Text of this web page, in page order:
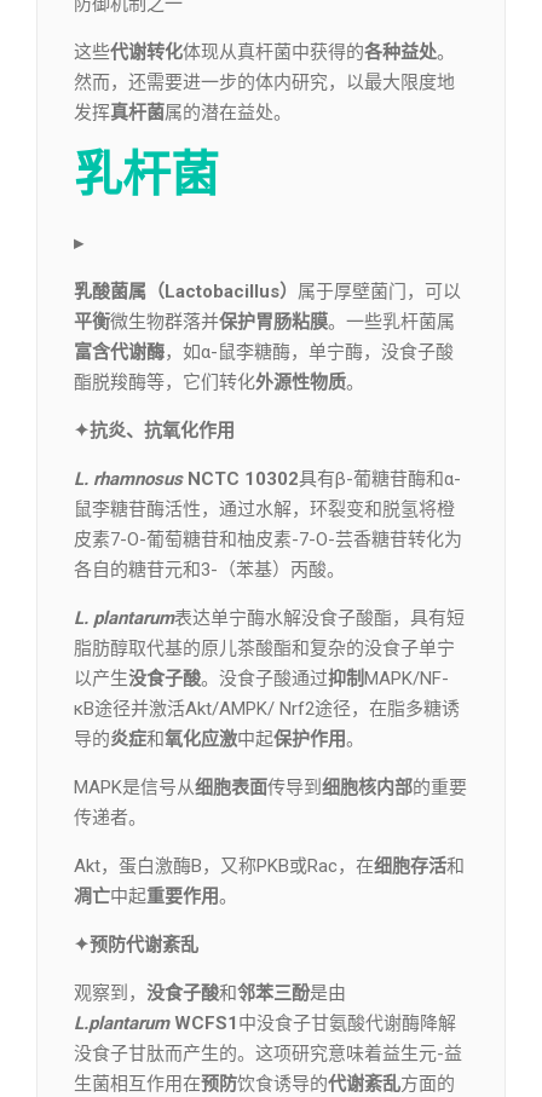
这些代谢转化体现从真杆菌中获得的各种益处。
然而，还需要进一步的体内研究，以最大限度地
发挥真杆菌属的潜在益处。
乳杆菌
▸
乳酸菌属（Lactobacillus） 属于厚壁菌门，可以
平衡微生物群落并保护胃肠粘膜。一些乳杆菌属
富含代谢酶，如α-鼠李糖酶，单宁酶，没食子酸
酯脱羧酶等，它们转化外源性物质。
✦抗炎、抗氧化作用
L. rhamnosusNCTC 10302具有β-葡糖苷酶和α-
鼠李糖苷酶活性，通过水解，环裂变和脱氢将橙
皮素7-O-葡萄糖苷和柚皮素-7-O-芸香糖苷转化为
各自的糖苷元和3-（苯基）丙酸。
L. plantarum表达单宁酶水解没食子酸酯，具有短
脂肪醇取代基的原儿茶酸酯和复杂的没食子单宁
以产生没食子酸。没食子酸通过抑制MAPK/NF-
κB途径并激活Akt/AMPK/ Nrf2途径，在脂多糖诱
导的炎症和氧化应激中起保护作用。
MAPK是信号从细胞表面传导到 细胞核内部的重要
传递者。
Akt，蛋白激酶B，又称PKB或Rac，在细胞存活和
凋亡中起重要作用。
✦预防代谢紊乱
观察到， 没食子酸和邻苯三酚是由
L.plantarumWCFS1 中没食子甘氨酸代谢酶降解
没食子甘肽而产生的。这项研究意味着益生元-益
生菌相互作用在预防饮食诱导的代谢紊乱方面的